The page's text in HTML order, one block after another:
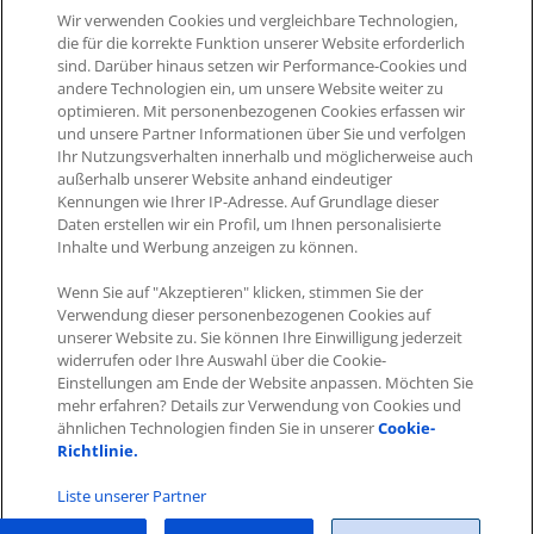
Steuern
Bestellfreigabe
Beziehungen
Impressum|Datenschutz|AGB
Copyright © 2026 ITscope Guide
FameThemes
Wir verwenden Cookies und vergleichbare Technologien,
die für die korrekte Funktion unserer Website erforderlich
sind. Darüber hinaus setzen wir Performance-Cookies und
andere Technologien ein, um unsere Website weiter zu
optimieren. Mit personenbezogenen Cookies erfassen wir
und unsere Partner Informationen über Sie und verfolgen
Ihr Nutzungsverhalten innerhalb und möglicherweise auch
außerhalb unserer Website anhand eindeutiger
Kennungen wie Ihrer IP-Adresse. Auf Grundlage dieser
Daten erstellen wir ein Profil, um Ihnen personalisierte
Inhalte und Werbung anzeigen zu können.
Wenn Sie auf "Akzeptieren" klicken, stimmen Sie der
Verwendung dieser personenbezogenen Cookies auf
unserer Website zu. Sie können Ihre Einwilligung jederzeit
widerrufen oder Ihre Auswahl über die Cookie-
Einstellungen am Ende der Website anpassen. Möchten Sie
mehr erfahren? Details zur Verwendung von Cookies und
ähnlichen Technologien finden Sie in unsererCookie-
Richtlinie.
Liste unserer Partner